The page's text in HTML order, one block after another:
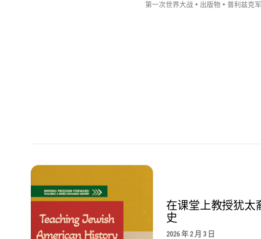
第一次世界大战 • 出版物 • 普利兹克
在课堂上教授犹太
史
2026 年 2 月 3 日